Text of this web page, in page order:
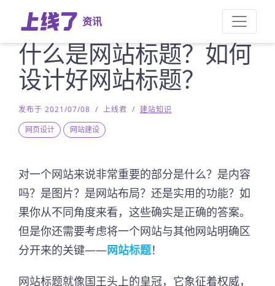
资讯
什么是网站标题？如何
设计好网站标题？
发布于 2021/07/08 / 上线君 / 建站知识
网页设计
网站建设
对一个网站来说非常重要的部分是什么？是内容
吗？是图片？是网站布局？还是实用的功能？如
果你从不同角度来看，这些确实是正确的答案。
但是你还需要考虑将一个网站与其他网站明确区
分开来的关键——网站标题！
网站标题就像国王头上的皇冠，它象征着权威，